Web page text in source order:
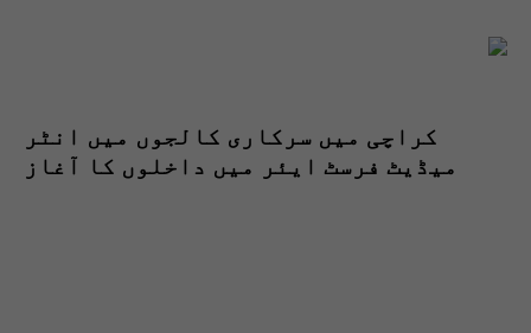
کراچی میں سرکاری کالجوں میں انٹر
میڈیٹ فرسٹ ایئر میں داخلوں کا آغاز